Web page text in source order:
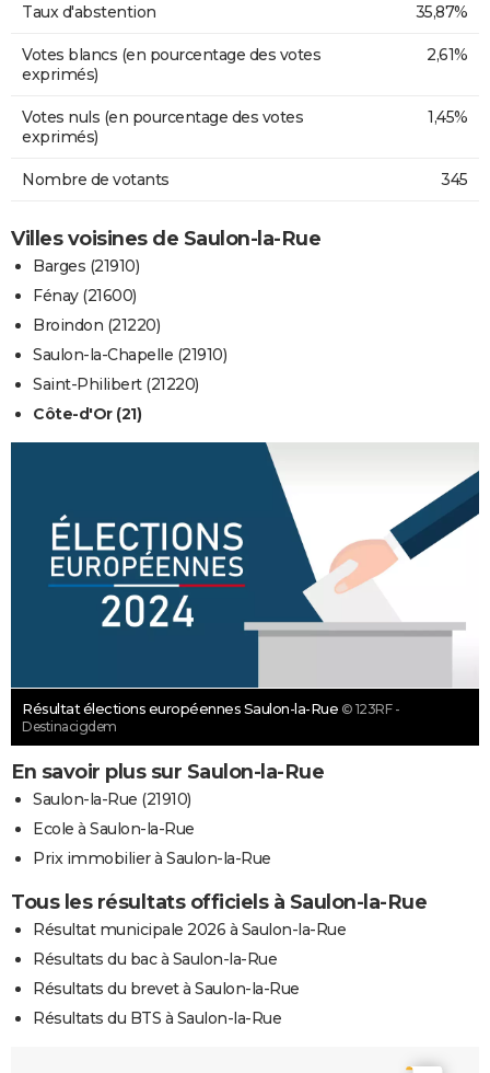
Taux d'abstention 35,87%
Votes blancs (en pourcentage des votes
exprimés)
2,61%
Votes nuls (en pourcentage des votes
exprimés)
1,45%
Nombre de votants 345
Villes voisines de Saulon-la-Rue
Barges (21910)
Fénay (21600)
Broindon (21220)
Saulon-la-Chapelle (21910)
Saint-Philibert (21220)
Côte-d'Or (21)
Résultat élections européennes Saulon-la-Rue © 123RF -
Destinacigdem
En savoir plus sur Saulon-la-Rue
Saulon-la-Rue (21910)
Ecole à Saulon-la-Rue
Prix immobilier à Saulon-la-Rue
Tous les résultats officiels à Saulon-la-Rue
Résultat municipale 2026 à Saulon-la-Rue
Résultats du bac à Saulon-la-Rue
Résultats du brevet à Saulon-la-Rue
Résultats du BTS à Saulon-la-Rue